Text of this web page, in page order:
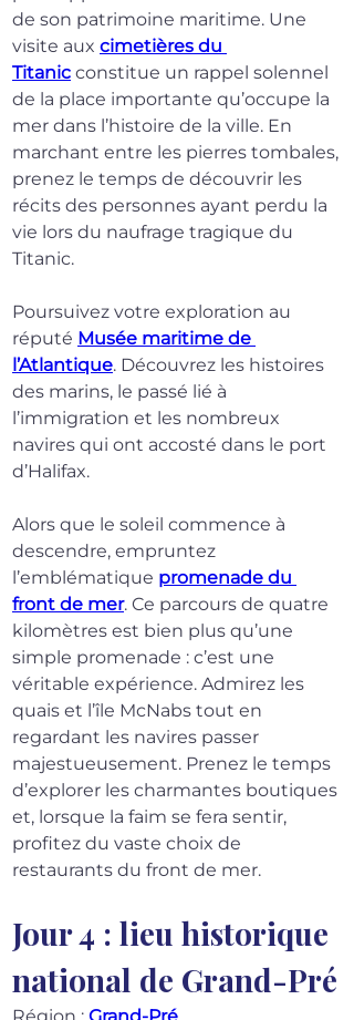
de son patrimoine maritime. Une
visite aux cimetières du
Titanic constitue un rappel solennel
de la place importante qu’occupe la
mer dans l’histoire de la ville. En
marchant entre les pierres tombales,
prenez le temps de découvrir les
récits des personnes ayant perdu la
vie lors du naufrage tragique du
Titanic.
Poursuivez votre exploration au
réputé Musée maritime de
l’Atlantique. Découvrez les histoires
des marins, le passé lié à
l’immigration et les nombreux
navires qui ont accosté dans le port
d’Halifax.
Alors que le soleil commence à
descendre, empruntez
l’emblématique promenade du
front de mer. Ce parcours de quatre
kilomètres est bien plus qu’une
simple promenade : c’est une
véritable expérience. Admirez les
quais et l’île McNabs tout en
regardant les navires passer
majestueusement. Prenez le temps
d’explorer les charmantes boutiques
et, lorsque la faim se fera sentir,
profitez du vaste choix de
restaurants du front de mer.
Jour 4 : lieu historique
national de Grand-Pré